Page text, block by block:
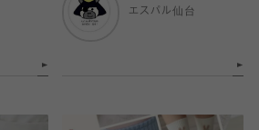
エスパル仙台